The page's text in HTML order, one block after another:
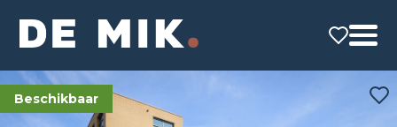
Beschikbaar